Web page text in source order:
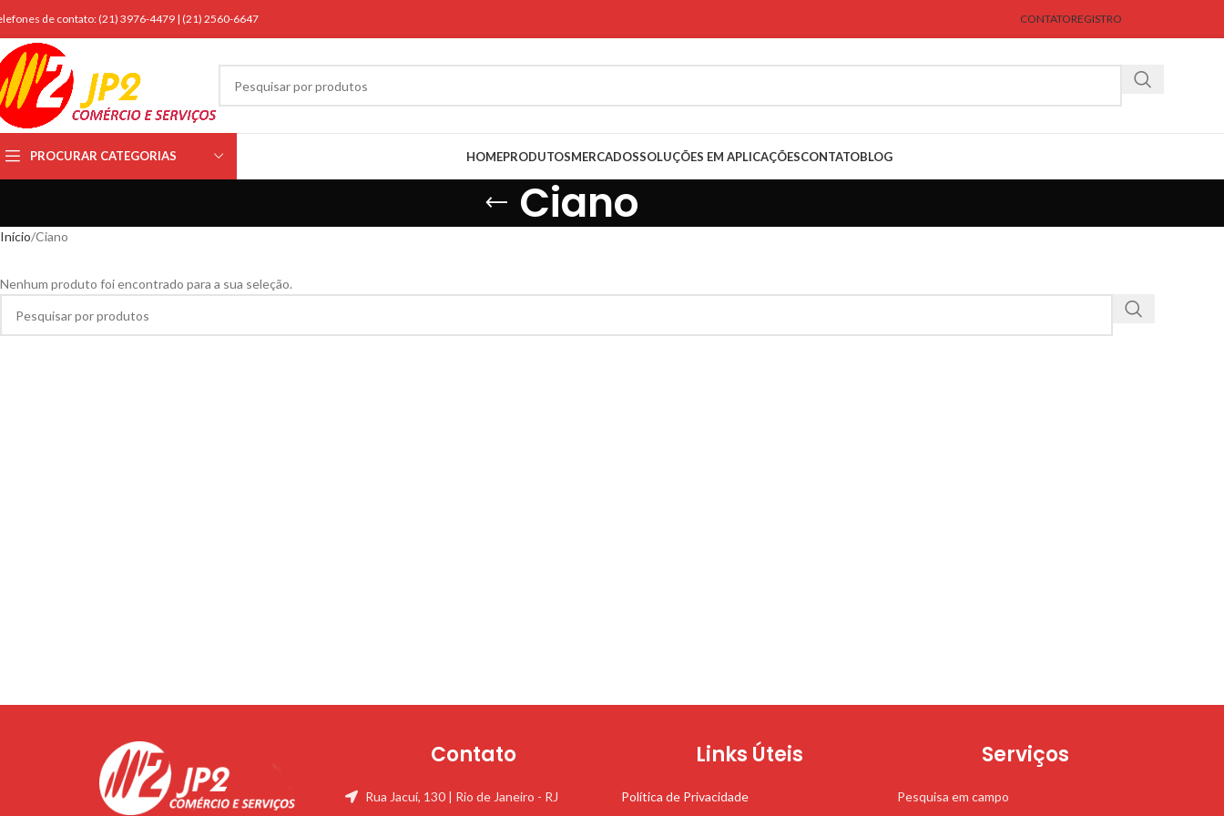
de contato: (21) 3976-4479 | (21) 2560-6647 CONTATOREGISTRO
PROCURAR CATEGORIAS HOMEPRODUTOSMERCADOSSOLUÇÕES EM APLICAÇÕESCONTATOBLOG
Ciano
Início Ciano
Nenhum produto foi encontrado para a sua seleção.
Contato
Rua Jacuí, 130 | Rio de Janeiro - RJ
Links Úteis
Política de Privacidade
Serviços
Pesquisa em campo